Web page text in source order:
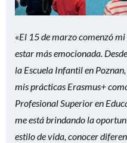
«El 15 de marzo comenzó
estar más emocionada.
la Escuela Infantil en
mis prácticas Erasmus+
Profesional Superior en
me está brindando la
estilo de vida, conocer